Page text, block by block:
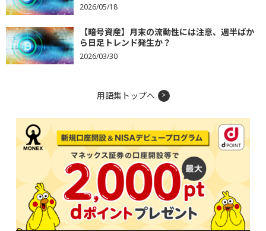
2026/05/18
【暗号資産】月末の流動性には注意、週半ばか
ら日足トレンド発生か？
2026/03/30
用語集トップへ